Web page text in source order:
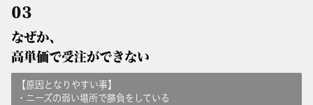
03
なぜか、
高単価で受注ができない
【原因となりやすい事】
・ニーズの弱い場所で勝負をしている